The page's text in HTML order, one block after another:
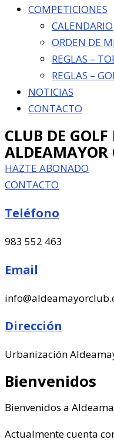
COMPETICIONES
CALENDARIO
ORDEN DE
REGLAS –
REGLAS –
NOTICIAS
CONTACTO
CLUB DE
ALDEAMAYOR
HAZTE ABONADO
CONTACTO
Teléfono
983 552 463
Email
Dirección
Urbanización
Bienvenidos
Bienvenidos a
Actualmente cuenta